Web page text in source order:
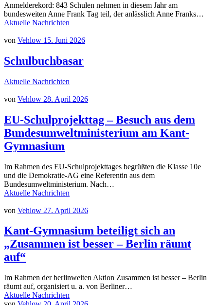
Anmelderekord: 843 Schulen nehmen in diesem Jahr am
bundesweiten Anne Frank Tag teil, der anlässlich Anne Franks…
Aktuelle Nachrichten
von Vehlow 15. Juni 2026
Schulbuchbasar
Aktuelle Nachrichten
von Vehlow 28. April 2026
EU-Schulprojekttag – Besuch aus dem
Bundesumweltministerium am Kant-
Gymnasium
Im Rahmen des EU-Schulprojekttages begrüßten die Klasse 10e
und die Demokratie-AG eine Referentin aus dem
Bundesumweltministerium. Nach…
Aktuelle Nachrichten
von Vehlow 27. April 2026
Kant-Gymnasium beteiligt sich an
„Zusammen ist besser – Berlin räumt
auf“
Im Rahmen der berlinweiten Aktion Zusammen ist besser – Berlin
räumt auf, organisiert u. a. von Berliner…
Aktuelle Nachrichten